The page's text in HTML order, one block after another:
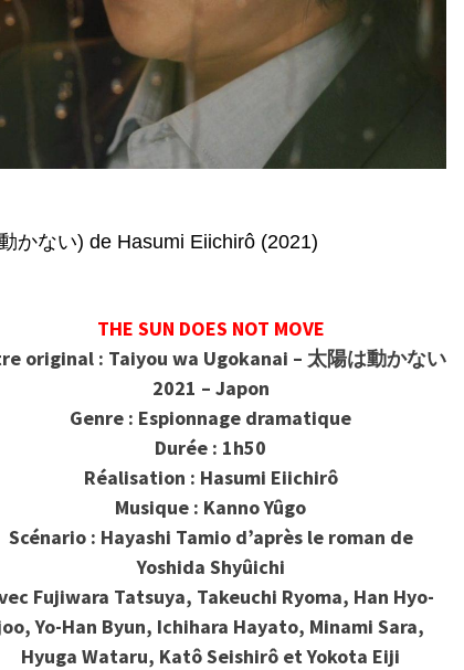
かない) de Hasumi Eiichirô (2021)
THE SUN DOES NOT MOVE
original : Taiyou wa Ugokanai – 太陽は動かない
2021 – Japon
Genre : Espionnage dramatique
Durée : 1h50
Réalisation : Hasumi Eiichirô
Musique : Kanno Yûgo
Scénario : Hayashi Tamio d’après le roman de
Yoshida Shyûichi
Fujiwara Tatsuya, Takeuchi Ryoma, Han Hyo-
Yo-Han Byun, Ichihara Hayato, Minami Sara,
Hyuga Wataru, Katô Seishirô et Yokota Eiji